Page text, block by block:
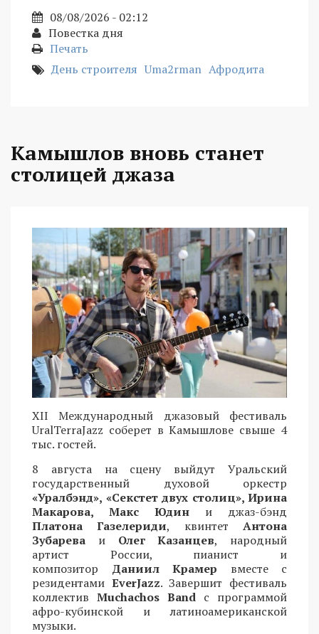
08/08/2026 - 02:12
Повестка дня
Печать
День строителя Uma2rman Афродита
Камышлов вновь станет
столицей джаза
XII Международный джазовый фестиваль
UralTerraJazz соберет в Камышлове свыше 4
тыс. гостей.
8 августа на сцену выйдут Уральский
государственный духовой оркестр
«Уралбэнд», «Секстет двух столиц», Ирина
Макарова, Макс Юдин и джаз-бэнд
Платона Газелериди, квинтетАнтона
Зубарева и Олег Казанцев, народный
артист России, пианист и
композитор Даниил Крамер вместе с
резидентами EverJazz. Завершит фестиваль
коллектив Muchachos Band с программой
афро-кубинской и латиноамериканской
музыки.